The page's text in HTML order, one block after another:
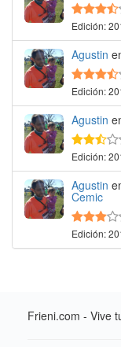
Edición:
Agustin
Edición:
Agustin
Edición:
Agustin
Cemic
Edición:
Frieni.com - Vive